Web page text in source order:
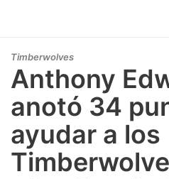
Timberwolves
Anthony
anotó 34
ayudar a los